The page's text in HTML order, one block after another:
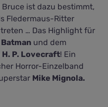
Bruce ist dazu bestimmt,
Fledermaus-Ritter
… Das Highlight für
Batman und dem
H. P. Lovecraft! Ein
Horror-Einzelband
Mike Mignola.